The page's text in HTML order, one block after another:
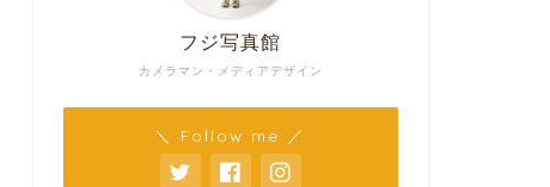
カメラマン・メディアデザイン
フジ写真館
＼ Follow me ／